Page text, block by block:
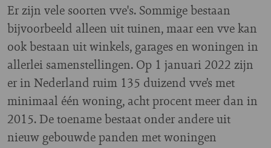
Er zijn vele soorten vve's. Sommige bestaan
bijvoorbeeld alleen uit tuinen, maar een vve kan
ook bestaan uit winkels, garages en woningen in
allerlei samenstellingen. Op 1 januari 2022 zijn
er in Nederland ruim 135 duizend vve’s met
minimaal één woning, acht procent meer dan in
2015. De toename bestaat onder andere uit
nieuw gebouwde panden met woningen